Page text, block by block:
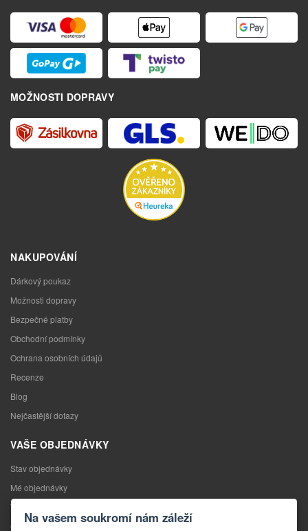
MOŽNOSTI DOPRAVY
NAKUPOVÁNÍ
Dárkový poukaz
Možnosti dopravy
Bezpečné platby
Obchodní podmínky
Ochrana osobních údajů
Recenze
Blog
Nejčastější dotazy
VAŠE OBJEDNÁVKY
Stav objednávky
Mé objednávky
Výměna zboží
Odstoupení od kupní smlouvy
Na vašem soukromí nám záleží